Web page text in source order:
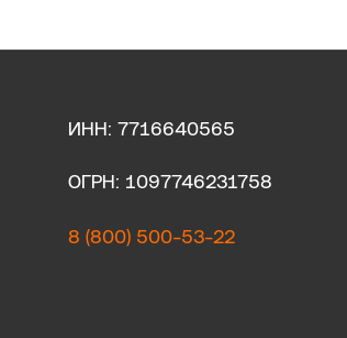
ИНН: 7716640565
ОГРН: 1097746231758
8 (800) 500-53-22